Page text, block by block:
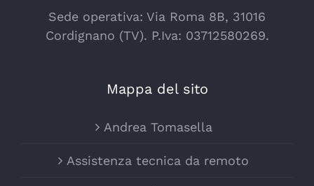
Sede operativa: Via Roma 8B, 31016
Cordignano (TV). P.Iva: 03712580269.
Mappa del sito
Andrea Tomasella
Assistenza tecnica da remoto